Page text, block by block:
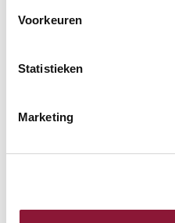
Voorkeuren
Statistieken
Marketing
Verfügbar